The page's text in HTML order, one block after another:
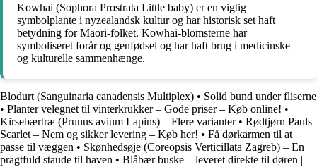
Kowhai (Sophora Prostrata Little baby) er en vigtig
symbolplante i nyzealandsk kultur og har historisk set haft
betydning for Maori-folket. Kowhai-blomsterne har
symboliseret forår og genfødsel og har haft brug i medicinske
og kulturelle sammenhænge.
Blodurt (Sanguinaria canadensis Multiplex) • Solid bund under fliserne
• Planter velegnet til vinterkrukker – Gode priser – Køb online! •
Kirsebærtræ (Prunus avium Lapins) – Flere varianter• Rødtjørn Pauls
Scarlet – Nem og sikker levering – Køb her! • Få dørkarmen til at
passe til væggen • Skønhedsøje (Coreopsis Verticillata Zagreb) – En
pragtfuld staude til haven • Blåbær buske – leveret direkte til døren |